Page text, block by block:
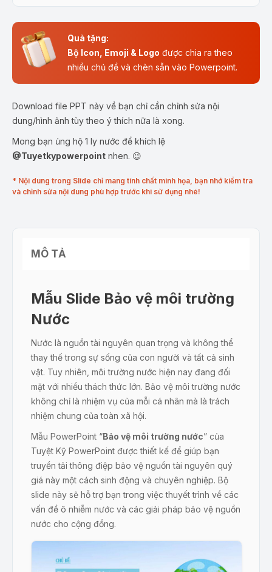
Quà tặng:
Bộ Icon, Emoji & Logo được chia ra theo
nhiều chủ đề và chèn sẵn vào Powerpoint.
Download file PPT này về bạn chỉ cần chỉnh sửa nội
dung/hình ảnh tùy theo ý thích nữa là xong.
Mong bạn ủng hộ 1 ly nước để khích lệ
@Tuyetkypowerpoint nhen. 😉
* Nội dung trong Slide chỉ mang tính chất minh họa, bạn nhớ kiểm tra
và chỉnh sửa nội dung phù hợp trước khi sử dụng nhé!
MÔ TẢ
Mẫu Slide Bảo vệ môi trường
Nước
Nước là nguồn tài nguyên quan trọng và không thể
thay thế trong sự sống của con người và tất cả sinh
vật. Tuy nhiên, môi trường nước hiện nay đang đối
mặt với nhiều thách thức lớn. Bảo vệ môi trường nước
không chỉ là nhiệm vụ của mỗi cá nhân mà là trách
nhiệm chung của toàn xã hội.
Mẫu PowerPoint “Bảo vệ môi trường nước” của
Tuyệt Kỹ PowerPoint được thiết kế để giúp bạn
truyền tải thông điệp bảo vệ nguồn tài nguyên quý
giá này một cách sinh động và chuyên nghiệp. Bộ
slide này sẽ hỗ trợ bạn trong việc thuyết trình về các
vấn đề ô nhiễm nước và các giải pháp bảo vệ nguồn
nước cho cộng đồng.